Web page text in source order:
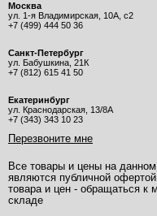
Москва
ул. 1-я Владимирская, 10А, с2
+7 (499) 444 50 36
Санкт-Петербург
ул. Бабушкина, 21К
+7 (812) 615 41 50
Екатеринбург
ул. Краснодарская, 13/8А
+7 (343) 343 10 23
Перезвоните мне
Все товары и цены на
являются публичной
товара и цен - обращаться к
складе